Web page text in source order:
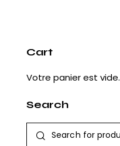
Cart
Votre panier est vide.
Search